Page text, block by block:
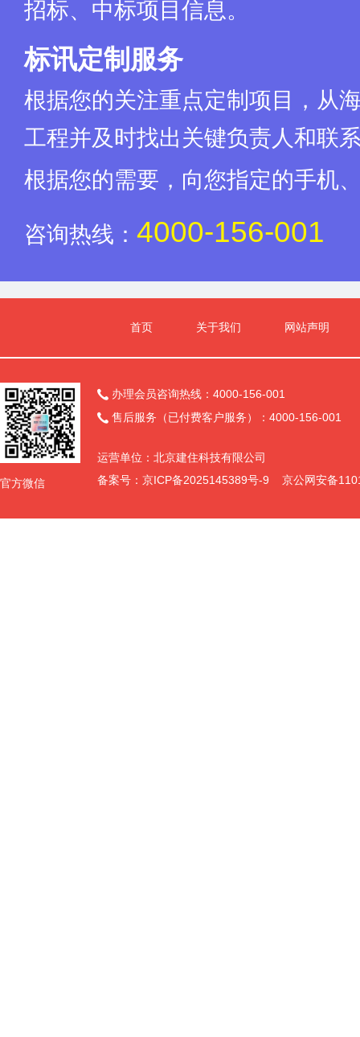
招标、中标项目信息。
标讯定制服务
根据您的关注重点定制项目，从
工程并及时找出关键负责人和联
根据您的需要，向您指定的手机
咨询热线： 4000-156-001
首页 关于我们 网站声明
官方微信
 办理会员咨询热线：4000-156-001
 售后服务（已付费客户服务）：4000-156-001
运营单位：北京建住科技有限公司
备案号： 京ICP备2025145389号-9 京公网安备